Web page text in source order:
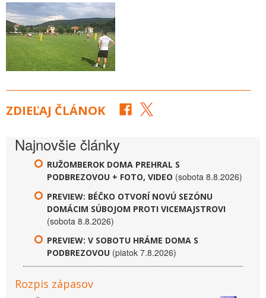
ZDIEĽAJ ČLÁNOK
Najnovšie články
RUŽOMBEROK DOMA PREHRAL S
PODBREZOVOU + FOTO, VIDEO (sobota 8.8.2026)
PREVIEW: BÉČKO OTVORÍ NOVÚ SEZÓNU
DOMÁCIM SÚBOJOM PROTI VICEMAJSTROVI
(sobota 8.8.2026)
PREVIEW: V SOBOTU HRÁME DOMA S
PODBREZOVOU (piatok 7.8.2026)
Rozpis zápasov